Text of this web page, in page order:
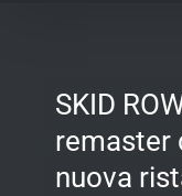
SKID
remaster
nuova